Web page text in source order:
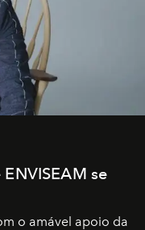
se
o amável apoio da